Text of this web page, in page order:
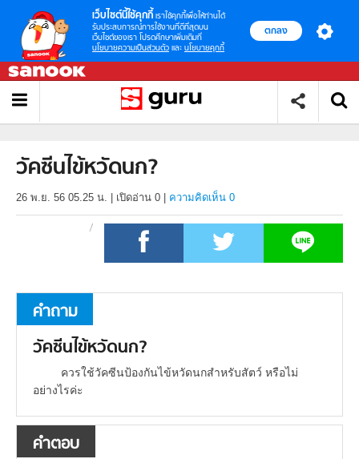
เว็บไซต์นี้ใช้คุกกี้ เราใช้คุกกี้เพื่อให้ท่านได้
รับประสบการณ์การใช้งานที่ดีที่สุดบน
เว็บไซต์ของเรา โปรดศึกษาเพิ่มเติมที่
นโยบายความเป็นส่วนตัว และ นโยบายคุกกี้
ตกลง
วัคซีนไข้หวัดนก?
26 พ.ย. 56 05.25 น. เปิดอ่าน 0 ความคิดเห็น 0
คำถาม
วัคซีนไข้หวัดนก?
ควรใช้วัคซีนป้องกันไข้หวัดนกสำหรับสัตว์ หรือไม่
อย่างไรค่ะ
คำตอบ